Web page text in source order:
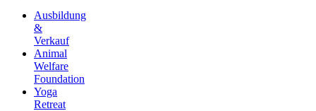
Ausbildung
&
Verkauf
Animal
Welfare
Foundation
Yoga
Retreat